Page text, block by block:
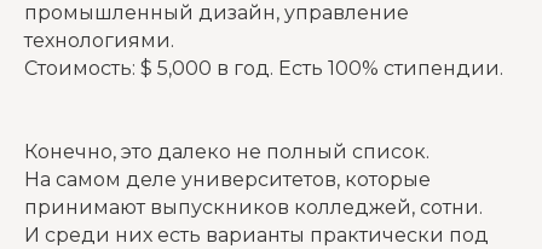
промышленный дизайн, управление
технологиями.
Стоимость: $ 5,000 в год. Есть 100% стипендии.
Конечно, это далеко не полный список.
На самом деле университетов, которые
принимают выпускников колледжей, сотни.
И среди них есть варианты практически под